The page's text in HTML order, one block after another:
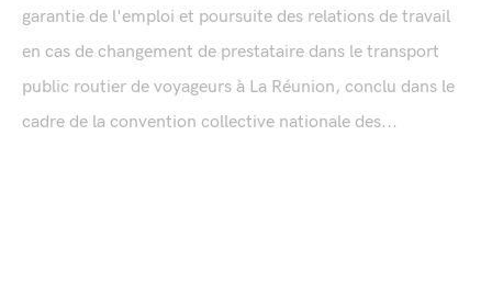
garantie de l'emploi et poursuite des relations de travail
en cas de changement de prestataire dans le transport
public routier de voyageurs à La Réunion, conclu dans le
cadre de la convention collective nationale des...